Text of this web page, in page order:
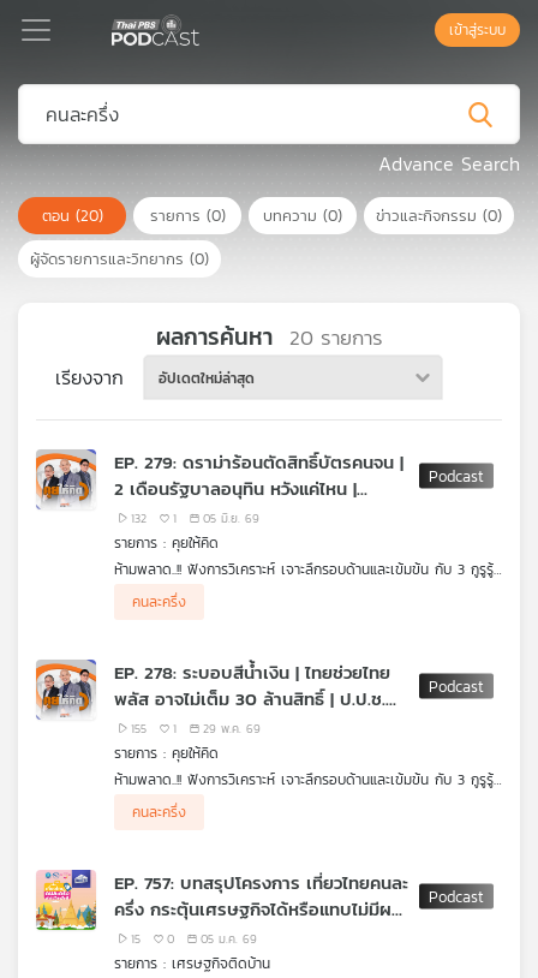
Podcast
เพล
ย์
ลิ
เพล
สต์
บทความ
กิจกรรม
เข้าสู่ระบบ
Advance Search
ตอน (20) รายการ (0) บทความ (0) ข่าวและกิจกรรม (0)
ผู้จัดรายการและวิทยากร (0)
ผลการค้นหา 20 รายการ
เรียงจาก อัปเดตใหม่ล่าสุด
EP. 279: ดราม่าร้อนตัดสิทธิ์บัตรคนจน |
2 เดือนรัฐบาลอนุทิน หวังแค่ไหน |
กรรมการวิสามัญเงินกู้ 4 แสนล้าน
132 1 05 มิ.ย. 69
รายการ : คุยให้คิด
ห้ามพลาด..!! ฟังการวิเคราะห์ เจาะลึกรอบด้านและเข้มข้น กับ 3 กูรูรู้
ข่าว สุทธิชัย หยุ่น, วีระ ธีรภัทร และ วิสุทธิ์ คมวัชรพงศ์ กับประเด็น
ข่าวร้อน
- เก็บตกคุณสุทธิชัยไปต่างประเทศ มองอนาคตประเทศไทยไปทาง
ไหนต่อ ?
- ตัดสิทธิ์ "บัตรคนจน" พ่อแม่ที่ลูกใช้สิทธิ์ลดหย่อนภาษี
- สภาตั้ง "กรรมการวิสามัญ" ติดตามการใช้เงินกู้ 4 แสนล้านบาท
- "TH-AI Passport" จำเป็น-คุ้มค่า-โปร่งใสหรือไม่ ?
คนละครึ่ง
EP. 278: ระบอบสีน้ำเงิน | ไทยช่วยไทย
พลัส อาจไม่เต็ม 30 ล้านสิทธิ์ | ป.ป.ช.
กับนาฬิกาบิ๊กป้อม เชื่อมโยงอะไร
155 1 29 พ.ค. 69
รายการ : คุยให้คิด
ห้ามพลาด..!! ฟังการวิเคราะห์ เจาะลึกรอบด้านและเข้มข้น กับ 3 กูรูรู้
ข่าว สุทธิชัย หยุ่น, วีระ ธีรภัทร และ วิสุทธิ์ คมวัชรพงศ์ กับประเด็น
ข่าวร้อน
• ลงทะเบียน "ไทยช่วยไทยพลัส" วันสุดท้ายอาจไม่เต็ม 30 ล้านสิทธิ์
• ศาลตัดสินจำคุก 3 ปี อดีต 2 ป.ป.ช. ปกปิดข้อมูลการไต่สวนกรณี
ต่อบ้าง ?
• "ที่มาขององค์กรอิสระ" สำคัญอย่างไร ?
• ระบอบสีน้ำเงิน
• ฝ่ายค้านติดขัดเกมในสภา การทำงานเคลื่อนตัวยาก
คนละครึ่ง
EP. 757: บทสรุปโครงการ เที่ยวไทยคนละ
ครึ่ง กระตุ้นเศรษฐกิจได้หรือแทบไม่มีผล
อะไรเลย
15 0 05 ม.ค. 69
รายการ : เศรษฐกิจติดบ้าน